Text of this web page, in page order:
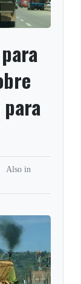
Also in